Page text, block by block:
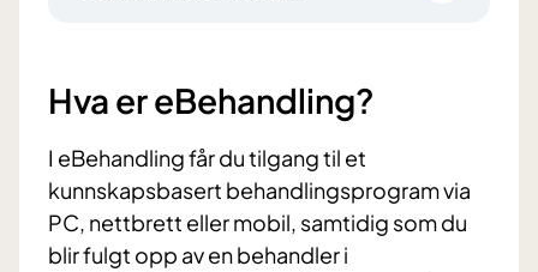
Hva er eBehandling?
I eBehandling får du tilgang til et
kunnskapsbasert behandlingsprogram via
PC, nettbrett eller mobil, samtidig som du
blir fulgt opp av en behandler i